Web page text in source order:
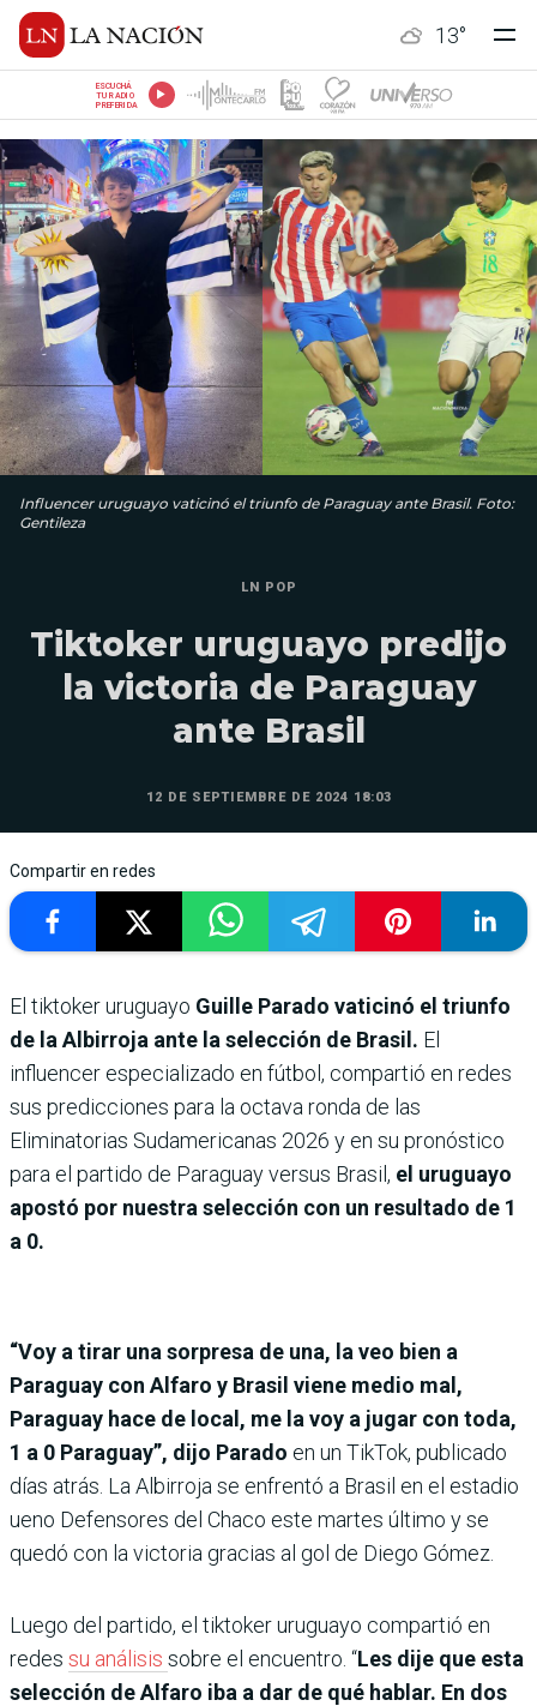
13°
ESCUCHÁ
TU RADIO
PREFERIDA
Influencer uruguayo vaticinó el triunfo de Paraguay ante Brasil. Foto:
Gentileza
LN POP
Tiktoker uruguayo predijo
la victoria de Paraguay
ante Brasil
12 DE SEPTIEMBRE DE 2024 18:03
Compartir en redes
El tiktoker uruguayo Guille Parado vaticinó el triunfo
de la Albirroja ante la selección de Brasil. El
influencer especializado en fútbol, compartió en redes
sus predicciones para la octava ronda de las
Eliminatorias Sudamericanas 2026 y en su pronóstico
para el partido de Paraguay versus Brasil, el uruguayo
apostó por nuestra selección con un resultado de 1
a 0.
“Voy a tirar una sorpresa de una, la veo bien a
Paraguay con Alfaro y Brasil viene medio mal,
Paraguay hace de local, me la voy a jugar con toda,
1 a 0 Paraguay”, dijo Parado en un TikTok, publicado
días atrás. La Albirroja se enfrentó a Brasil en el estadio
ueno Defensores del Chaco este martes último y se
quedó con la victoria gracias al gol de Diego Gómez.
Luego del partido, el tiktoker uruguayo compartió en
redes su análisis sobre el encuentro. “Les dije que esta
selección de Alfaro iba a dar de qué hablar. En dos